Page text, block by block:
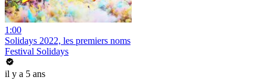
1:00
Solidays 2022, les premiers noms
Festival Solidays
il y a 5 ans